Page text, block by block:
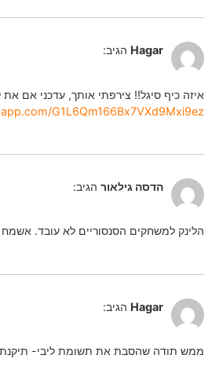
Hagar הגיב:
איזה כיף סיגל!! צירפתי אותך, עדכני אם
G1L6Qm166Bx7VXd9Mxi9ez
הדסה גילאור הגיב:
הלינק למשחקים הסנסוריים לא עובד. אשמח
Hagar הגיב:
ממש תודה שהסבת את תשומת ליבי- תיקנתי